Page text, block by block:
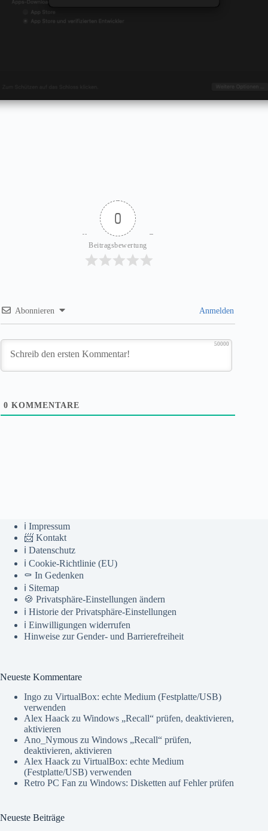
0
Beitragsbewertung
Abonnieren Anmelden
50000
0 KOMMENTARE
ℹ️ Impressum
📨 Kontakt
ℹ️ Datenschutz
ℹ️ Cookie-Richtlinie (EU)
⚰️ In Gedenken
ℹ️ Sitemap
🍪 Privatsphäre-Einstellungen ändern
ℹ️ Historie der Privatsphäre-Einstellungen
ℹ️ Einwilligungen widerrufen
Hinweise zur Gender- und Barrierefreiheit
Neueste Kommentare
Ingo zu VirtualBox: echte Medium (Festplatte/USB)
verwenden
Alex Haack zu Windows „Recall“ prüfen, deaktivieren,
aktivieren
Ano_Nymous zu Windows „Recall“ prüfen,
deaktivieren, aktivieren
Alex Haack zu VirtualBox: echte Medium
(Festplatte/USB) verwenden
Retro PC Fan zu Windows: Disketten auf Fehler prüfen
Neueste Beiträge